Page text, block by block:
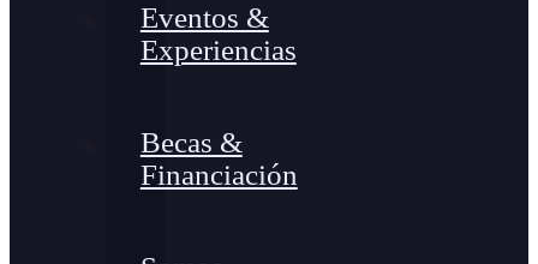
Eventos &
Experiencias
Becas &
Financiación